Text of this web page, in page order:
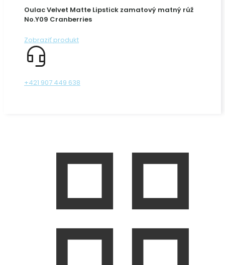
Oulac Velvet Matte Lipstick zamatový matný rúž
No.Y09 Cranberries
Zobraziť produkt
+421 907 449 638